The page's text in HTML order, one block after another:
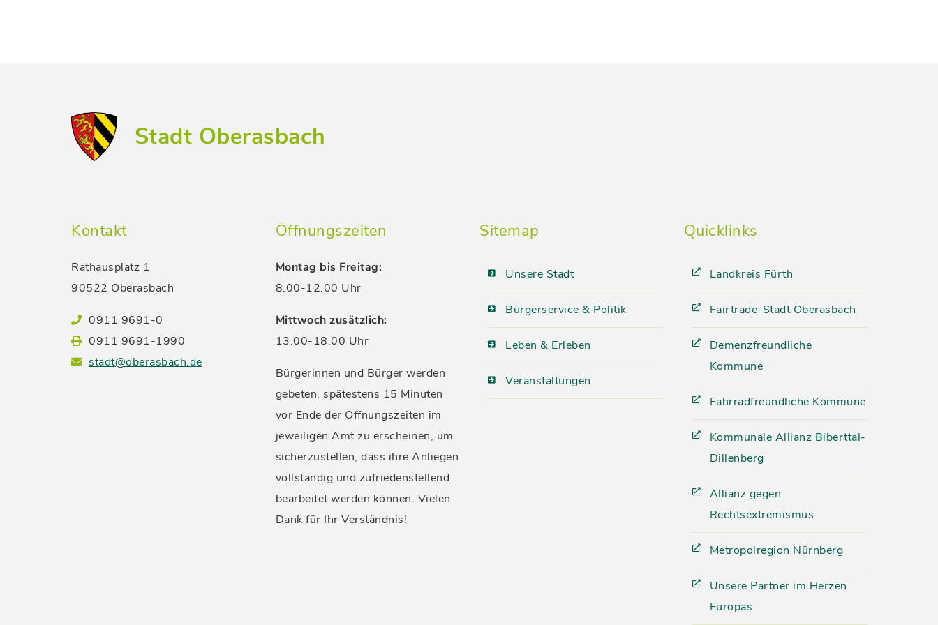
Stadt Oberasbach
Kontakt
Rathausplatz 1
90522 Oberasbach
0911 9691-0
0911 9691-1990
stadt@oberasbach.de
Öffnungszeiten
Montag bis Freitag:
8.00-12.00 Uhr
Mittwoch zusätzlich:
13.00-18.00 Uhr
Bürgerinnen und Bürger werden
gebeten, spätestens 15 Minuten
vor Ende der Öffnungszeiten im
jeweiligen Amt zu erscheinen, um
sicherzustellen, dass ihre Anliegen
vollständig und zufriedenstellend
bearbeitet werden können. Vielen
Dank für Ihr Verständnis!
Sitemap
Unsere Stadt
Bürgerservice & Politik
Leben & Erleben
Veranstaltungen
Quicklinks
Landkreis Fürth
Fairtrade-Stadt Oberasbach
Demenzfreundliche
Kommune
Fahrradfreundliche Kommune
Kommunale Allianz Biberttal-
Dillenberg
Allianz gegen
Rechtsextremismus
Metropolregion Nürnberg
Unsere Partner im Herzen
Europas